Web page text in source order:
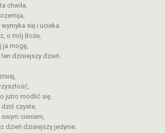
chwila,
się i ucieka.
o mój Boże,
ja mogę,
dzisiejszy dzień.
jutro modlić się.
dziś czyste,
cieniem,
dzień dzisiejszy jedynie.